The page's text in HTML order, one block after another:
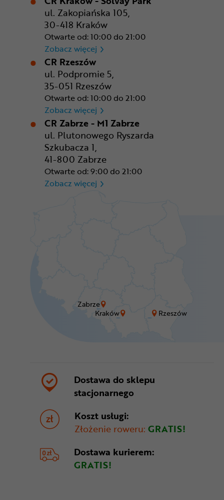
Kraków Rzeszów
Zabrze
ul. Zakopiańska 105,
30-418 Kraków
Otwarte od: 10:00 do 21:00
Zobacz więcej CR Kraków - Solvay Park
CR Rzeszów
ul. Podpromie 5,
35-051 Rzeszów
Otwarte od: 10:00 do 21:00
Zobacz więcej CR Rzeszów
CR Zabrze - M1 Zabrze
ul. Plutonowego Ryszarda
Szkubacza 1,
41-800 Zabrze
Otwarte od: 9:00 do 21:00
Zobacz więcej CR Zabrze - M1 Zabrze
Dostawa do sklepu
stacjonarnego
Koszt usługi:
Złożenie roweru: GRATIS!
Dostawa kurierem:
GRATIS!